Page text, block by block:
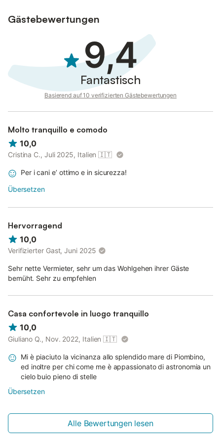
Gästebewertungen
9,4
Fantastisch
Basierend auf 10 verifizierten Gästebewertungen
Molto tranquillo e comodo
10,0
Cristina C., Juli 2025, Italien 🇮🇹
Per i cani e’ ottimo e in sicurezza!
Übersetzen
Hervorragend
10,0
Verifizierter Gast, Juni 2025
Sehr nette Vermieter, sehr um das Wohlgehen ihrer Gäste
bemüht. Sehr zu empfehlen
Casa confortevole in luogo tranquillo
10,0
Giuliano Q., Nov. 2022, Italien 🇮🇹
Mi è piaciuto la vicinanza allo splendido mare di Piombino,
ed inoltre per chi come me è appassionato di astronomia un
cielo buio pieno di stelle
Übersetzen
Alle Bewertungen lesen